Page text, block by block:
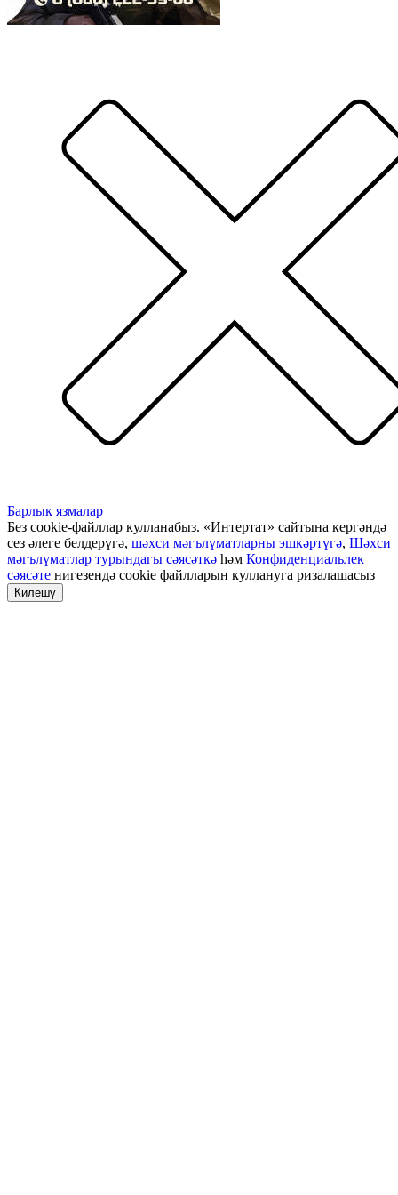
Барлык язмалар
Без cookie-файллар кулланабыз. «Интертат» сайтына кергәндә
сез әлеге белдерүгә, шәхси мәгълүматларны эшкәртүгә, Шәхси
мәгълүматлар турындагы сәясәткә һәм Конфиденциальлек
сәясәте нигезендә cookie файлларын куллануга ризалашасыз
Килешү